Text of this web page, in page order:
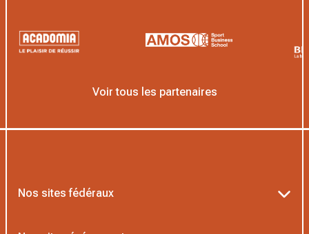
Voir tous les partenaires
Nos sites fédéraux